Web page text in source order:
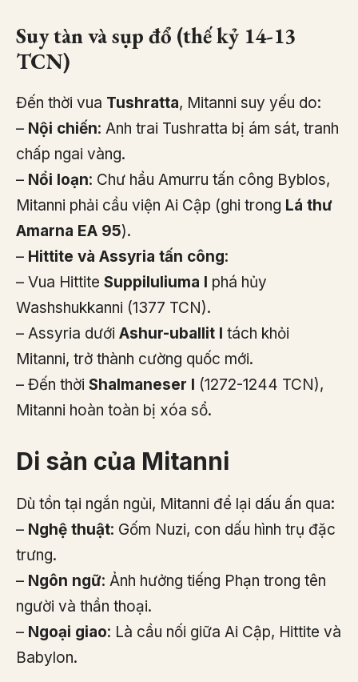
Suy tàn và sụp đổ (thế kỷ 14-13
TCN)
Đến thời vua Tushratta, Mitanni suy yếu do:
– Nội chiến: Anh trai Tushratta bị ám sát, tranh
chấp ngai vàng.
– Nổi loạn: Chư hầu Amurru tấn công Byblos,
Mitanni phải cầu viện Ai Cập (ghi trong Lá thư
Amarna EA 95).
– Hittite và Assyria tấn công:
– Vua Hittite Suppiluliuma I phá hủy
Washshukkanni (1377 TCN).
– Assyria dưới Ashur-uballit I tách khỏi
Mitanni, trở thành cường quốc mới.
– Đến thời Shalmaneser I (1272-1244 TCN),
Mitanni hoàn toàn bị xóa sổ.
Di sản của Mitanni
Dù tồn tại ngắn ngủi, Mitanni để lại dấu ấn qua:
– Nghệ thuật: Gốm Nuzi, con dấu hình trụ đặc
trưng.
– Ngôn ngữ: Ảnh hưởng tiếng Phạn trong tên
người và thần thoại.
– Ngoại giao: Là cầu nối giữa Ai Cập, Hittite và
Babylon.